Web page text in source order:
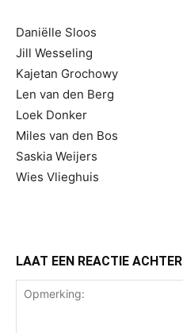
Daniëlle Sloos
Jill Wesseling
Kajetan Grochowy
Len van den Berg
Loek Donker
Miles van den Bos
Saskia Weijers
Wies Vlieghuis
LAAT EEN REACTIE ACHTER